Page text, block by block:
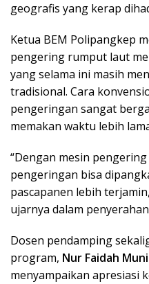
geografis yang kerap
Ketua BEM Polipangkep
pengering rumput laut
yang selama ini masih
tradisional. Cara
pengeringan sangat
memakan waktu lebih
“Dengan mesin
pengeringan bisa
pascapanen lebih
ujarnya dalam
Dosen pendamping
program, Nur Faidah
menyampaikan apresiasi